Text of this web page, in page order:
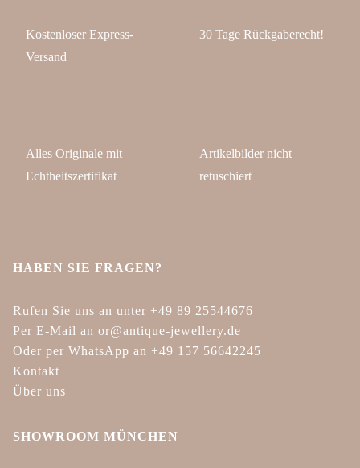
Kostenloser Express-
Versand
30 Tage Rückgaberecht!
Alles Originale mit
Echtheitszertifikat
Artikelbilder nicht
retuschiert
HABEN SIE FRAGEN?
Rufen Sie uns an unter +49 89 25544676
Per E-Mail an or@antique-jewellery.de
Oder per WhatsApp an +49 157 56642245
Kontakt
Über uns
SHOWROOM MÜNCHEN